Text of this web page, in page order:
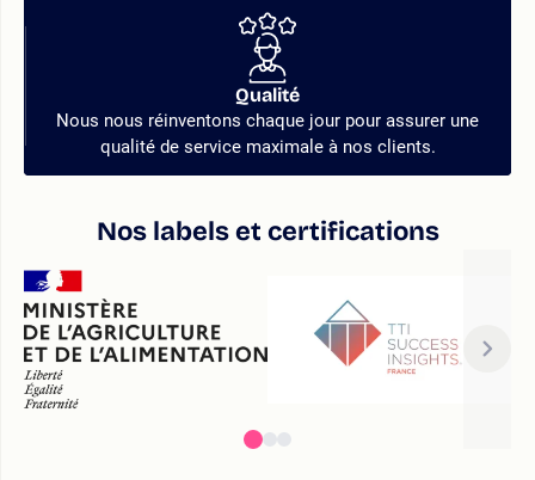
Qualité
Nous nous réinventons chaque jour pour assurer une
qualité de service maximale à nos clients.
Nos labels et certifications